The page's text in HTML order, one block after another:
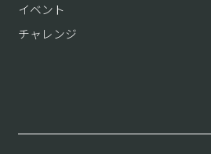
イベント
チャレンジ